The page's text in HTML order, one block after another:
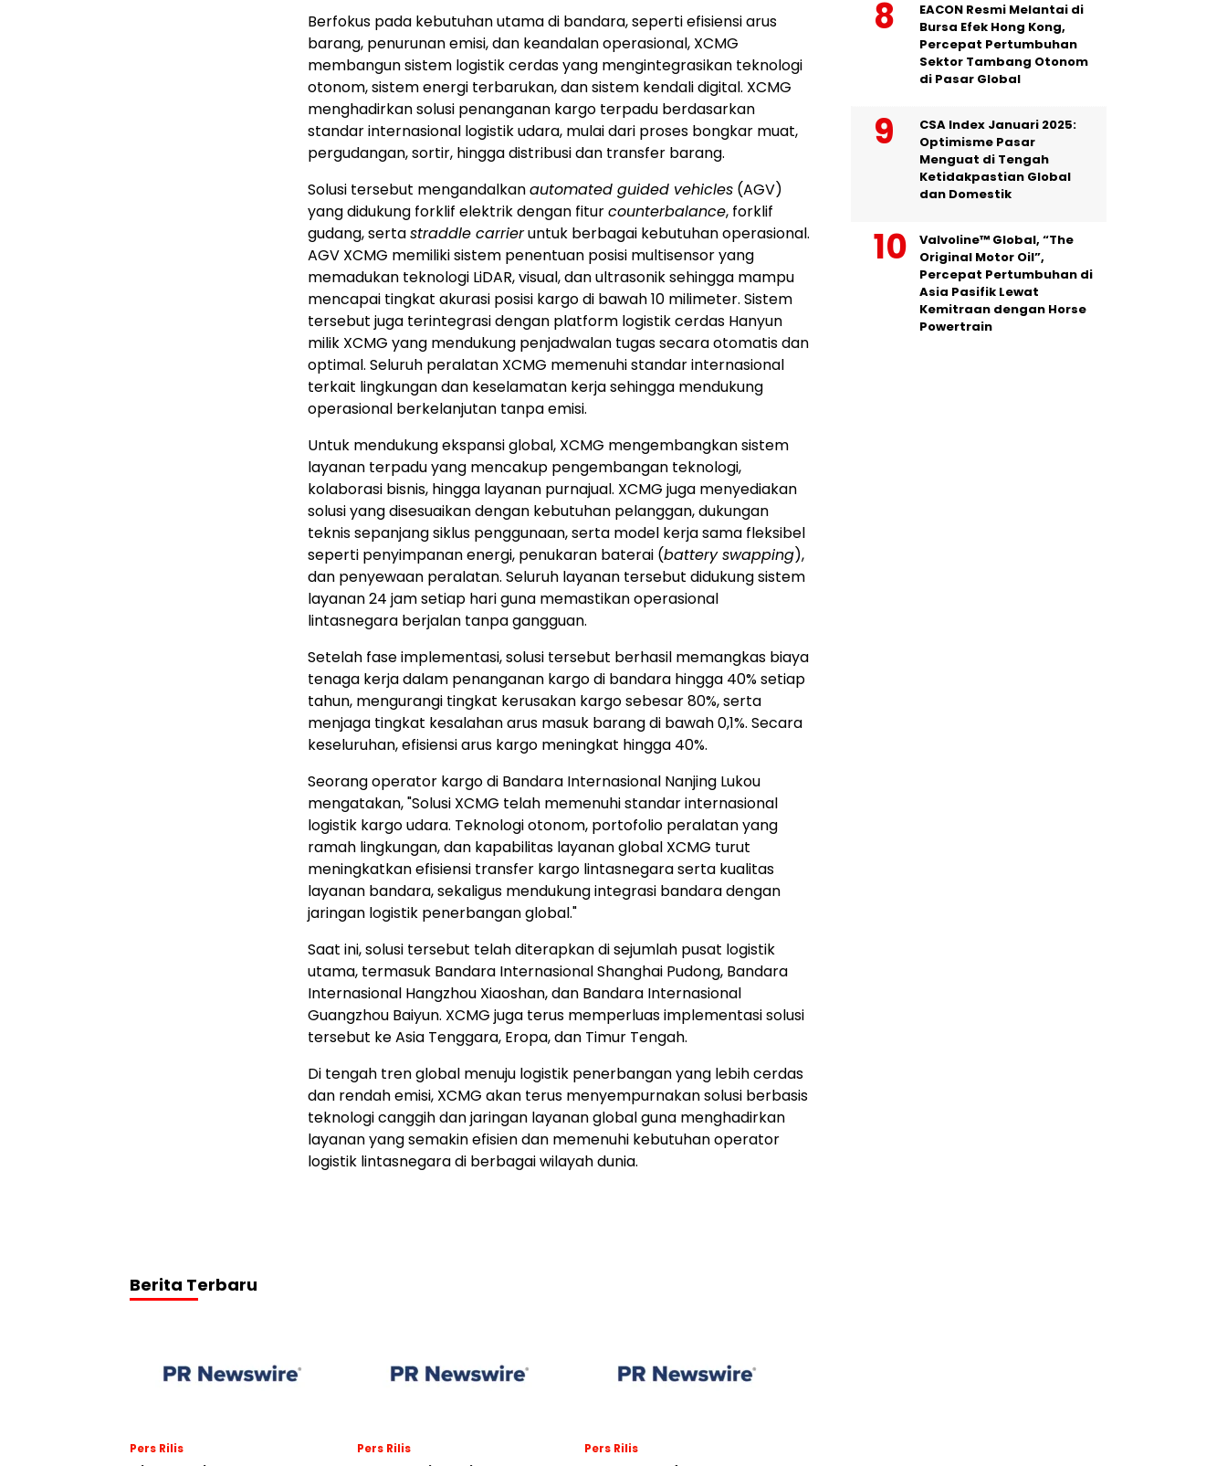
Berfokus pada kebutuhan utama di bandara, seperti efisiensi arus
barang, penurunan emisi, dan keandalan operasional, XCMG
membangun sistem logistik cerdas yang mengintegrasikan teknologi
otonom, sistem energi terbarukan, dan sistem kendali digital. XCMG
menghadirkan solusi penanganan kargo terpadu berdasarkan
standar internasional logistik udara, mulai dari proses bongkar muat,
pergudangan, sortir, hingga distribusi dan transfer barang.
Solusi tersebut mengandalkanautomated guided vehicles (AGV)
yang didukung forklif elektrik dengan fiturcounterbalance, forklif
gudang, sertastraddle carrieruntuk berbagai kebutuhan operasional.
AGV XCMG memiliki sistem penentuan posisi multisensor yang
memadukan teknologi LiDAR, visual, dan ultrasonik sehingga mampu
mencapai tingkat akurasi posisi kargo di bawah 10 milimeter. Sistem
tersebut juga terintegrasi dengan platform logistik cerdas Hanyun
milik XCMG yang mendukung penjadwalan tugas secara otomatis dan
optimal. Seluruh peralatan XCMG memenuhi standar internasional
terkait lingkungan dan keselamatan kerja sehingga mendukung
operasional berkelanjutan tanpa emisi.
Untuk mendukung ekspansi global, XCMG mengembangkan sistem
layanan terpadu yang mencakup pengembangan teknologi,
kolaborasi bisnis, hingga layanan purnajual. XCMG juga menyediakan
solusi yang disesuaikan dengan kebutuhan pelanggan, dukungan
teknis sepanjang siklus penggunaan, serta model kerja sama fleksibel
seperti penyimpanan energi, penukaran baterai (battery swapping),
dan penyewaan peralatan. Seluruh layanan tersebut didukung sistem
layanan 24 jam setiap hari guna memastikan operasional
lintasnegara berjalan tanpa gangguan.
Setelah fase implementasi, solusi tersebut berhasil memangkas biaya
tenaga kerja dalam penanganan kargo di bandara hingga 40% setiap
tahun, mengurangi tingkat kerusakan kargo sebesar 80%, serta
menjaga tingkat kesalahan arus masuk barang di bawah 0,1%. Secara
keseluruhan, efisiensi arus kargo meningkat hingga 40%.
Seorang operator kargo di Bandara Internasional Nanjing Lukou
mengatakan, "Solusi XCMG telah memenuhi standar internasional
logistik kargo udara. Teknologi otonom, portofolio peralatan yang
ramah lingkungan, dan kapabilitas layanan global XCMG turut
meningkatkan efisiensi transfer kargo lintasnegara serta kualitas
layanan bandara, sekaligus mendukung integrasi bandara dengan
jaringan logistik penerbangan global."
Saat ini, solusi tersebut telah diterapkan di sejumlah pusat logistik
utama, termasuk Bandara Internasional Shanghai Pudong, Bandara
Internasional Hangzhou Xiaoshan, dan Bandara Internasional
Guangzhou Baiyun. XCMG juga terus memperluas implementasi solusi
tersebut ke Asia Tenggara, Eropa, dan Timur Tengah.
Di tengah tren global menuju logistik penerbangan yang lebih cerdas
dan rendah emisi, XCMG akan terus menyempurnakan solusi berbasis
teknologi canggih dan jaringan layanan global guna menghadirkan
layanan yang semakin efisien dan memenuhi kebutuhan operator
logistik lintasnegara di berbagai wilayah dunia.
Berita Terbaru
Pers Rilis Pers Rilis Pers Rilis
EACON Resmi Melantai di
Bursa Efek Hong Kong,
Percepat Pertumbuhan
Sektor Tambang Otonom
di Pasar Global
CSA Index Januari 2025:
Optimisme Pasar
Menguat di Tengah
Ketidakpastian Global
dan Domestik
Valvoline™ Global, “The
Original Motor Oil”,
Percepat Pertumbuhan di
Asia Pasifik Lewat
Kemitraan dengan Horse
Powertrain